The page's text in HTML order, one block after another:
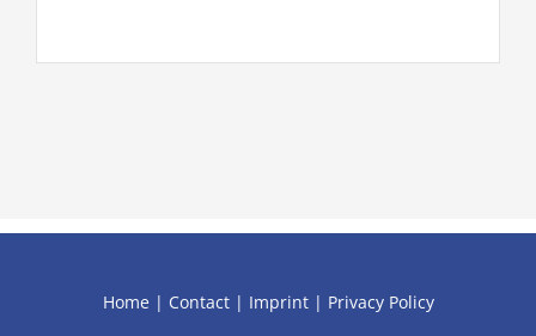
Home| Contact| Imprint| Privacy Policy